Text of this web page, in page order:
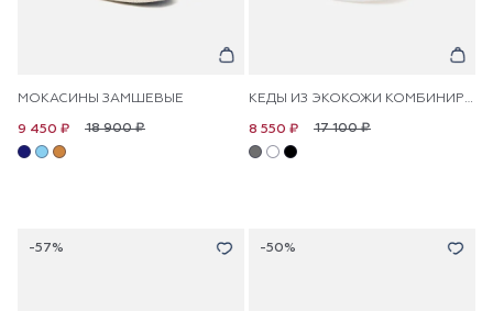
МОКАСИНЫ ЗАМШЕВЫЕ
18 900 ₽
9 450 ₽
КЕДЫ ИЗ ЭКОКОЖИ КОМБИНИРОВАННЫЕ
17 100 ₽
8 550 ₽
-57% -50%